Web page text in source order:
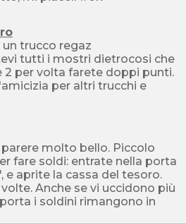
trucco regaz
tutti i mostri dietrocosi che
2 per volta farete doppi punti.
per altri trucchi e
parere molto bello. Piccolo
fare soldi: entrate nella porta
e aprite la cassa del tesoro.
Anche se vi uccidono più
i soldini rimangono in